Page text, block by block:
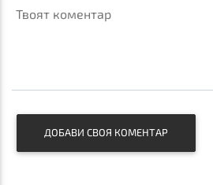
Твоят коментар
ДОБАВИ СВОЯ КОМЕНТАР